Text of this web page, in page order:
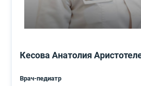
Кесова Анатолия
Врач-педиатр